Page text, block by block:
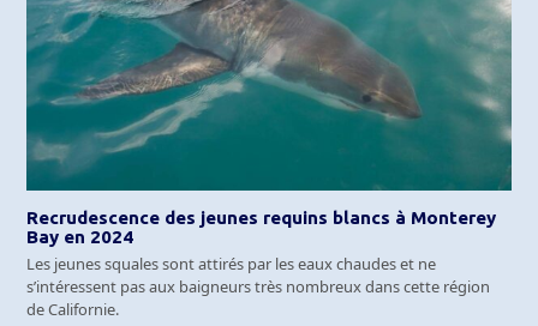
Recrudescence des jeunes requins blancs à Monterey
Bay en 2024
Les jeunes squales sont attirés par les eaux chaudes et ne
s’intéressent pas aux baigneurs très nombreux dans cette région
de Californie.